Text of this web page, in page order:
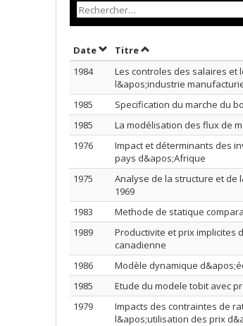
DateTrier par date en ordre
TitreTrier par titre en
1984
Les controles des salaires et
l&apos;industrie
1985 Specification du marche du
1985
La modélisation des flux de
1976
Impact et déterminants des
pays d&apos;Afrique
1975
Analyse de la structure et de
1969
1983
Methode de statique
1989
Productivite et prix implicites
canadienne
1986 Modèle dynamique
1985
Etude du modele tobit avec
1979
Impacts des contraintes de
l&apos;utilisation des prix